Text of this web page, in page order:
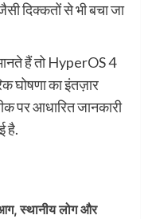
दिक्कतों से भी बचा जा
हैं तो HyperOS 4
घोषणा का इंतज़ार
पर आधारित जानकारी
है.
स्थानीय लोग और